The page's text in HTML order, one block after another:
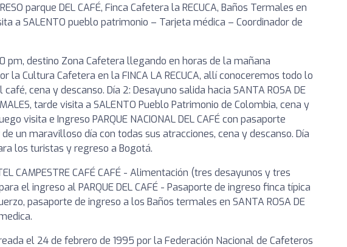
parque DEL CAFÉ, Finca Cafetera la RECUCA, Baños Termales en
a SALENTO pueblo patrimonio – Tarjeta médica – Coordinador de
pm, destino Zona Cafetera llegando en horas de la mañana
la Cultura Cafetera en la FINCA LA RECUCA, allí conoceremos todo lo
cena y descanso. Día 2: Desayuno salida hacia SANTA ROSA DE
tarde visita a SALENTO Pueblo Patrimonio de Colombia, cena y
visita e Ingreso PARQUE NACIONAL DEL CAFÉ con pasaporte
un maravilloso día con todas sus atracciones, cena y descanso. Día
los turistas y regreso a Bogotá.
CAMPESTRE CAFÉ CAFÉ - Alimentación (tres desayunos y tres
el ingreso al PARQUE DEL CAFÉ - Pasaporte de ingreso finca típica
pasaporte de ingreso a los Baños termales en SANTA ROSA DE
el 24 de febrero de 1995 por la Federación Nacional de Cafeteros